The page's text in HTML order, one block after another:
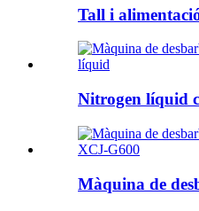
Tall i
Nitrogen líquid
Màquina de